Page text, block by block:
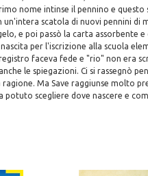
nome intinse il pennino e
scatola di nuovi pennini di
e poi passò la carta assorbente
per l'iscrizione alla scuola
faceva fede e "rio" non era
le spiegazioni. Ci si rassegnò
Ma Save raggiunse molto
potuto scegliere dove nascere e